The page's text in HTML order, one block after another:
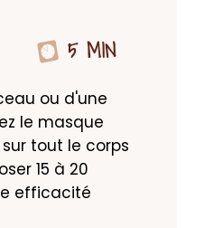
5 MIN
ou d'une
le masque
tout le corps
15 à 20
efficacité